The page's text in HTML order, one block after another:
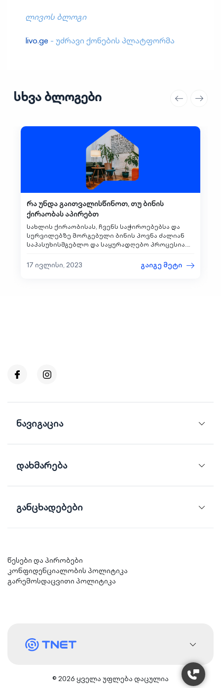
ლივოს ბლოგი
livo.ge - უძრავი ქონების პლატფორმა
სხვა ბლოგები
რა უნდა გაითვალისწინოთ, თუ ბინის
ქირაობას აპირებთ
სახლის ქირაობისას, ჩვენს საჭიროებებსა და
სურვილებზე მორგებული ბინის პოვნა ძალიან
საპასუხისმგებლო და საყურადღებო პროცესია.
ტექნოლოგიების წყალობით, შესაძლოა ძალიან
მარტივიც...
17 ივლისი, 2023 გაიგე მეტი
ნავიგაცია
დახმარება
განცხადებები
წესები და პირობები
კონფიდენციალობის პოლიტიკა
გარემოსდაცვითი პოლიტიკა
© 2026 ყველა უფლება დაცულია